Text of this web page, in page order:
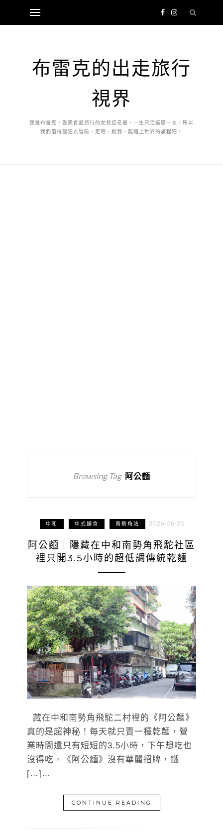
布雷克的出走旅行
視界
我是布雷克，愛美食愛旅行的女兒控老爸，一生只活這麼一次，所以
我們值得瘋狂去冒險，走吧，跟我一起踏上世界的旅程吧。
Browsing Tag 阿公麵
中和 中式麵食 南勢角站 2026-06-20
阿公麵｜隱藏在中和南勢角飛駝社區
裡只開3.5小時的超低調傳統乾麵
藏在中和南勢角飛駝二村裡的《阿公麵》
真的是超神秘！每天就只賣一種乾麵，營
業時間還只有短短的3.5小時，下午想吃也
沒得吃。《阿公麵》沒有華麗招牌，鐵
[…]…
CONTINUE READING